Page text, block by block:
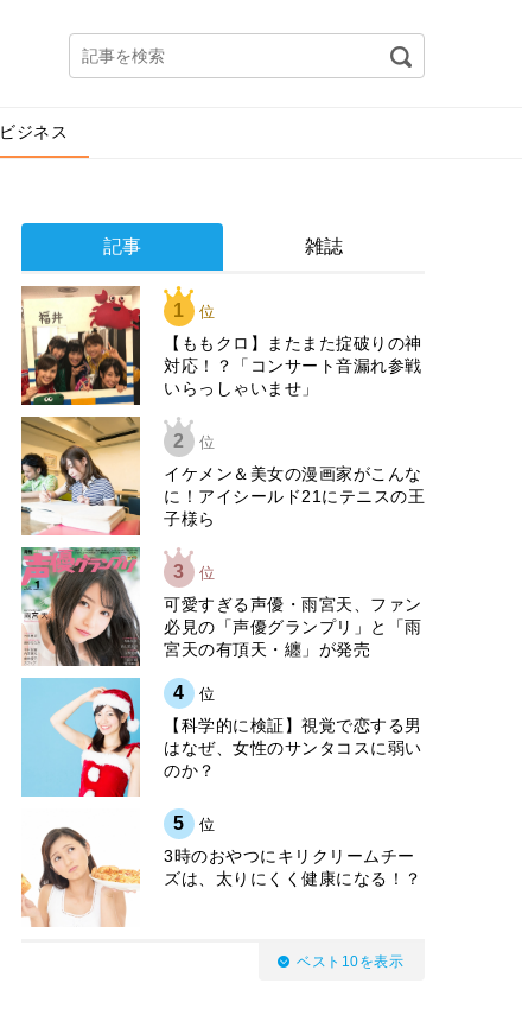
ビジネス
記事 雑誌
1 位
【ももクロ】またまた掟破りの神
対応！？「コンサート音漏れ参戦
いらっしゃいませ」
2 位
イケメン＆美女の漫画家がこんな
に！アイシールド21にテニスの王
子様ら
3 位
可愛すぎる声優・雨宮天、ファン
必見の「声優グランプリ」と「雨
宮天の有頂天・纏」が発売
4 位
【科学的に検証】視覚で恋する男
はなぜ、女性のサンタコスに弱い
のか？
5 位
3時のおやつにキリクリームチー
ズは、太りにくく健康になる！？
ベスト10を表示